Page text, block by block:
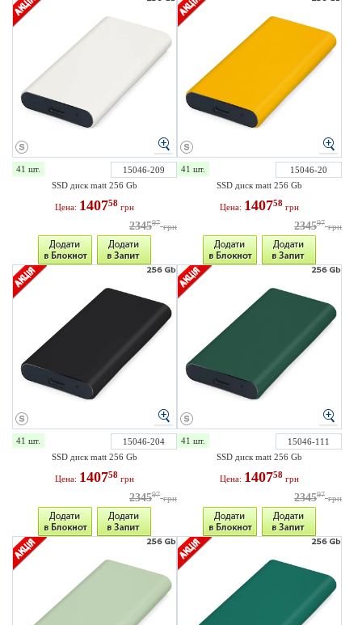
41 шт.
15046-209
SSD диск matt 256 Gb
Цена: 140758 грн
234597 грн
41 шт.
15046-20
SSD диск matt 256 Gb
Цена: 140758 грн
234597 грн
41 шт.
15046-204
SSD диск matt 256 Gb
Цена: 140758 грн
234597 грн
41 шт.
15046-111
SSD диск matt 256 Gb
Цена: 140758 грн
234597 грн